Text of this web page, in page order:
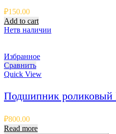
₽150.00
Add to cart
Нетв наличии
Избранное
Сравнить
Quick View
Подшипник роликовый
₽800.00
Read more